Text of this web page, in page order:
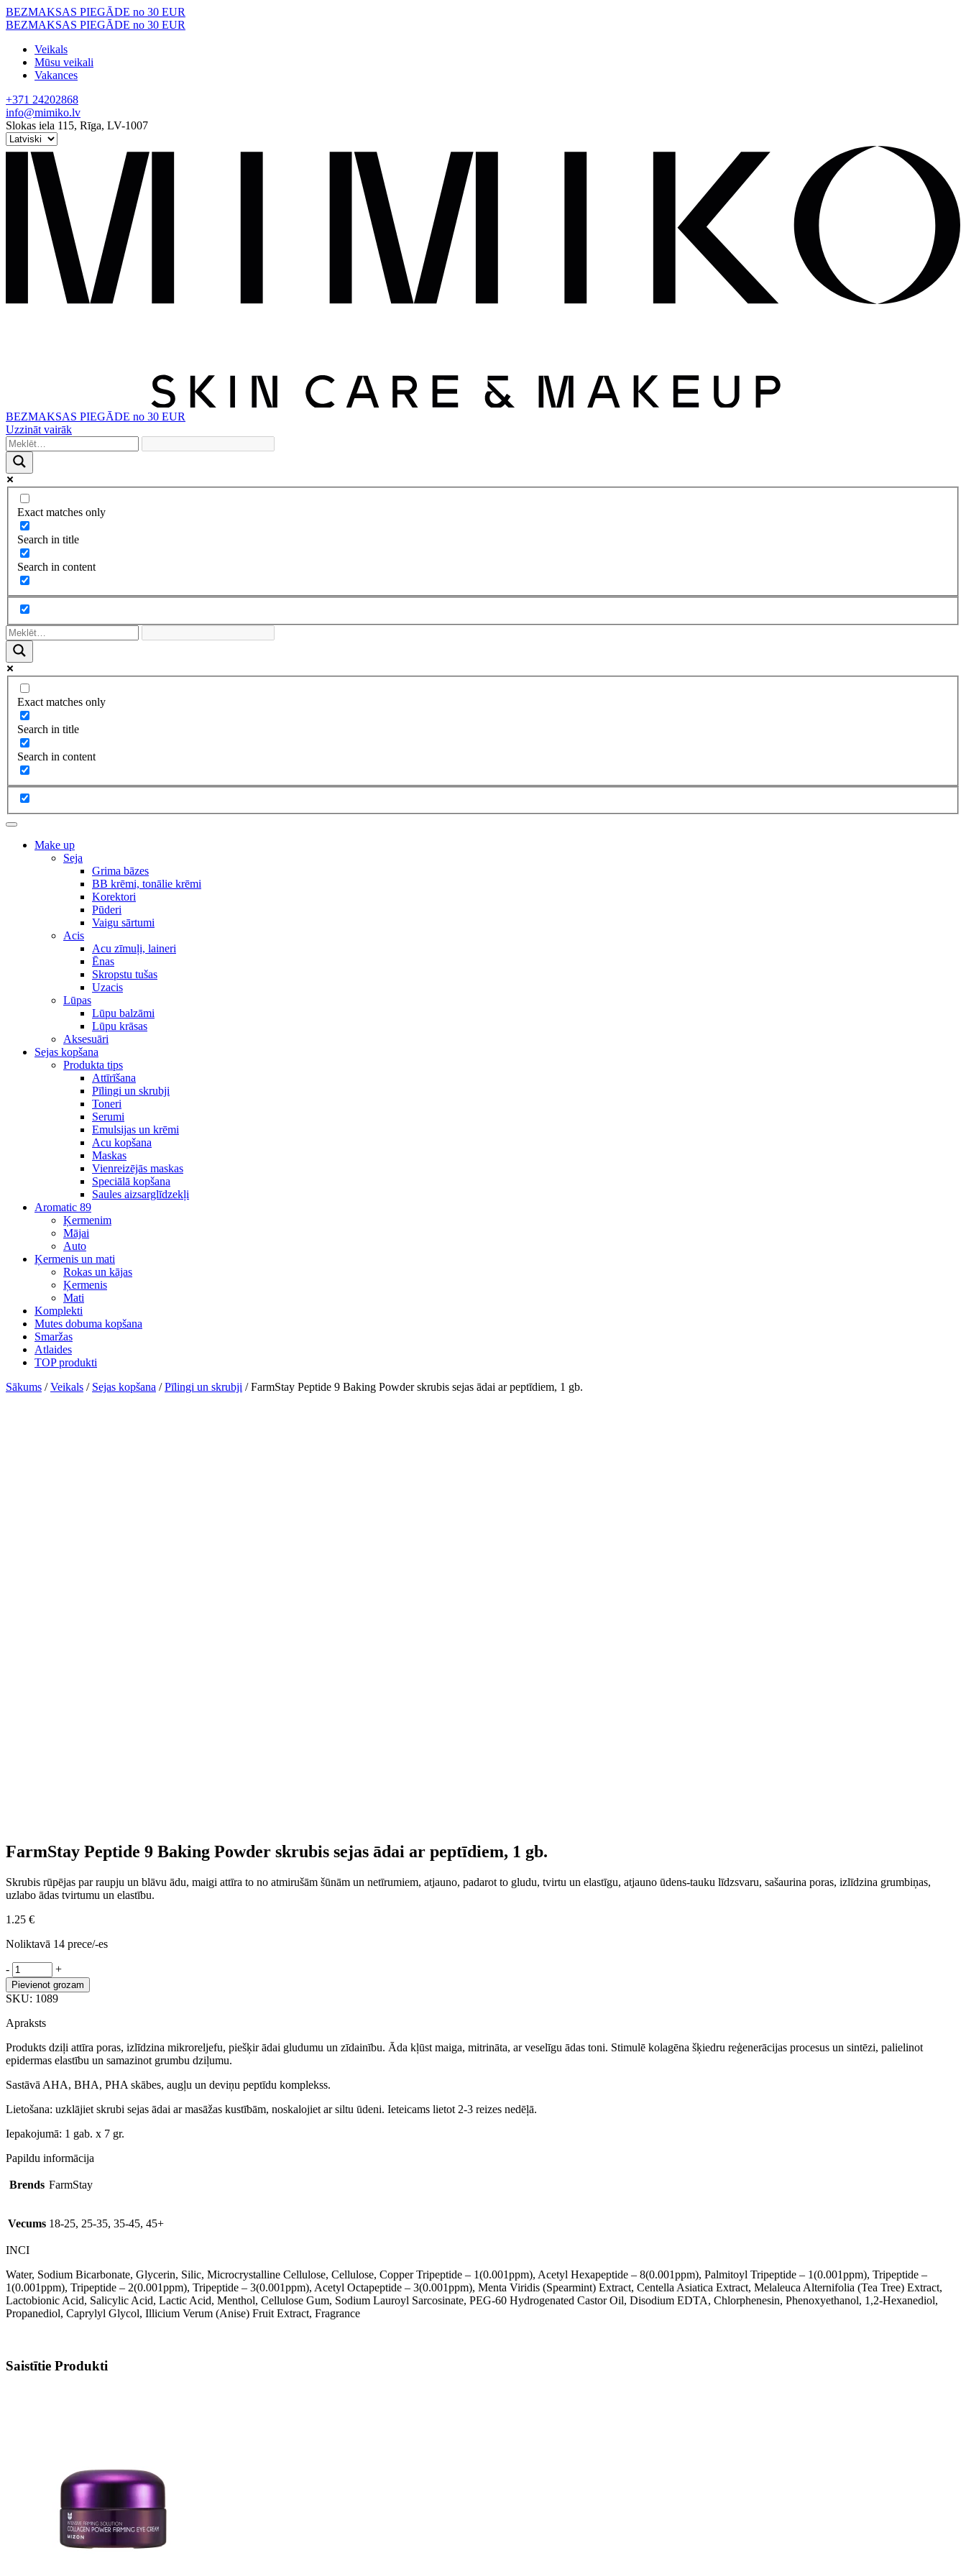
Skip
to
BEZMAKSAS PIEGĀDE no 30 EUR
BEZMAKSAS PIEGĀDE no 30 EUR
Veikals
Mūsu veikali
Vakances
+371 24202868
info@mimiko.lv
Slokas iela 115, Rīga, LV-1007
BEZMAKSAS PIEGĀDE no 30 EUR
Uzzināt vairāk
Exact matches only
Search in title
Search in content
Exact matches only
Search in title
Search in content
Make up
Seja
Grima bāzes
BB krēmi, tonālie krēmi
Korektori
Pūderi
Vaigu sārtumi
Acis
Acu zīmuļi, laineri
Ēnas
Skropstu tušas
Uzacis
Lūpas
Lūpu balzāmi
Lūpu krāsas
Aksesuāri
Sejas kopšana
Produkta tips
Attīrīšana
Pīlingi un skrubji
Toneri
Serumi
Emulsijas un krēmi
Acu kopšana
Maskas
Vienreizējās maskas
Speciālā kopšana
Saules aizsarglīdzekļi
Aromatic 89
Ķermenim
Mājai
Auto
Ķermenis un mati
Rokas un kājas
Ķermenis
Mati
Komplekti
Mutes dobuma kopšana
Smaržas
Atlaides
TOP produkti
Sākums /Veikals / Sejas kopšana /Pīlingi un skrubji / FarmStay Peptide 9 Baking Powder skrubis sejas ādai ar peptīdiem, 1 gb.
FarmStay Peptide 9 Baking Powder skrubis sejas ādai ar peptīdiem, 1 gb.
Skrubis rūpējas par raupju un blāvu ādu, maigi attīra to no atmirušām šūnām un netīrumiem, atjauno, padarot to gludu, tvirtu un elastīgu, atjauno ūdens-tauku līdzsvaru, sašaurina poras, izlīdzina grumbiņas,
uzlabo ādas tvirtumu un elastību.
1.25 €
Noliktavā 14 prece/-es
- FarmStay
Peptide
9
Baking
Powder
skrubis
sejas
ādai
peptīdiem,
gb.
+
Pievienot grozam
SKU: 1089
Apraksts
Produkts dziļi attīra poras, izlīdzina mikroreljefu, piešķir ādai gludumu un zīdainību. Āda kļūst maiga, mitrināta, ar veselīgu ādas toni. Stimulē kolagēna šķiedru reģenerācijas procesus un sintēzi, palielinot
epidermas elastību un samazinot grumbu dziļumu.
Sastāvā AHA, BHA, PHA skābes, augļu un deviņu peptīdu komplekss.
Lietošana: uzklājiet skrubi sejas ādai ar masāžas kustībām, noskalojiet ar siltu ūdeni. Ieteicams lietot 2-3 reizes nedēļā.
Iepakojumā: 1 gab. x 7 gr.
Papildu informācija
Brends FarmStay
Vecums 18-25, 25-35, 35-45, 45+
INCI
Water, Sodium Bicarbonate, Glycerin, Silic, Microcrystalline Cellulose, Cellulose, Copper Tripeptide – 1(0.001ppm), Acetyl Hexapeptide – 8(0.001ppm), Palmitoyl Tripeptide – 1(0.001ppm), Tripeptide –
1(0.001ppm), Tripeptide – 2(0.001ppm), Tripeptide – 3(0.001ppm), Acetyl Octapeptide – 3(0.001ppm), Menta Viridis (Spearmint) Extract, Centella Asiatica Extract, Melaleuca Alternifolia (Tea Tree) Extract,
Lactobionic Acid, Salicylic Acid, Lactic Acid, Menthol, Cellulose Gum, Sodium Lauroyl Sarcosinate, PEG-60 Hydrogenated Castor Oil, Disodium EDTA, Chlorphenesin, Phenoxyethanol, 1,2-Hexanediol,
Propanediol, Caprylyl Glycol, Illicium Verum (Anise) Fruit Extract, Fragrance
Saistītie Produkti